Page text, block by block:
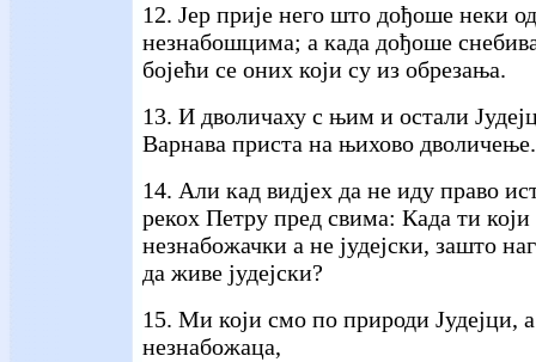
12. Јер прије него што дођоше неки
незнабошцима; а када дођоше
бојећи се оних који су из обрезања.
13. И дволичаху с њим и остали
Варнава приста на њихово дволичење.
14. Али кад видјех да не иду право
рекох Петру пред свима: Када ти
незнабожачки а не јудејски, зашто
да живе јудејски?
15. Ми који смо по природи Јудејци,
незнабожаца,